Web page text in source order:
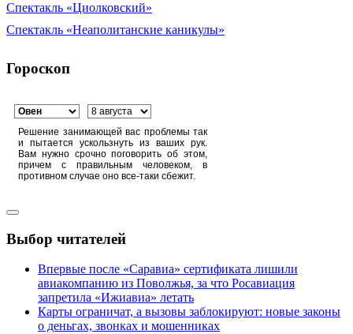
Спектакль «Циолковский»
Спектакль «Неаполитанские каникулы»
Гороскоп
Решение занимающей вас проблемы так
и пытается ускользнуть из ваших рук.
Вам нужно срочно поговорить об этом,
причем с правильным человеком, в
противном случае оно все-таки сбежит.
Выбор читателей
Впервые после «Саравиа» сертификата лишили
авиакомпанию из Поволжья, за что Росавиация
запретила «Ижиавиа» летать
Карты ограничат, а вызовы заблокируют: новые законы
о деньгах, звонках и мошенниках